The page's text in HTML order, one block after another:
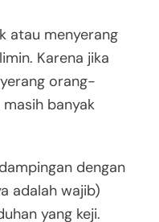
atau menyerang
Karena jika
orang-
banyak
dengan
adalah wajib)
yang keji.